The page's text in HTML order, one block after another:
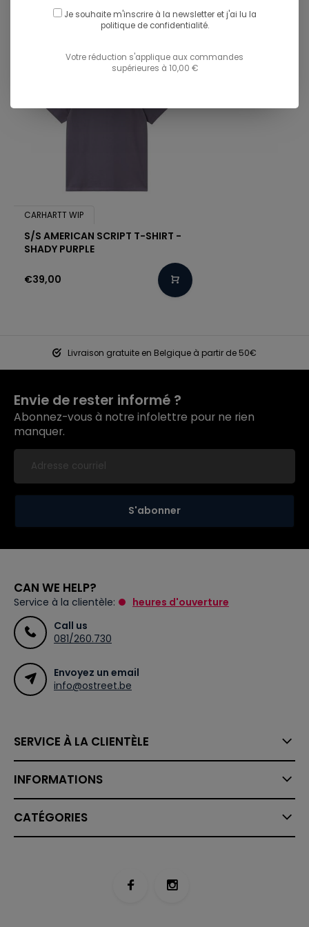
CARHARTT WIP
S/S AMERICAN SCRIPT T-SHIRT -
SHADY PURPLE
€39,00
Livraison gratuite en Belgique à partir de 50€
Envie de rester informé ?
Abonnez-vous à notre infolettre pour ne rien
manquer.
S'abonner
CAN WE HELP?
Service à la clientèle:
heures d'ouverture
Call us
081/260.730
Envoyez un email
info@ostreet.be
SERVICE À LA CLIENTÈLE
INFORMATIONS
CATÉGORIES
Je souhaite m'inscrire à la newsletter et j'ai lu la
politique de confidentialité.
Votre réduction s'applique aux commandes
supérieures à 10,00 €